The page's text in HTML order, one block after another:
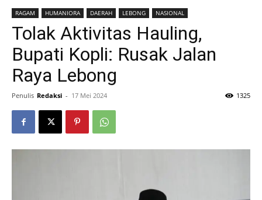
RAGAM HUMANIORA DAERAH LEBONG NASIONAL
Tolak Aktivitas Hauling,
Bupati Kopli: Rusak Jalan
Raya Lebong
Penulis Redaksi - 17 Mei 2024 1325